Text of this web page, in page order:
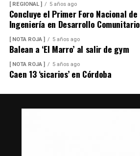
[ REGIONAL ] 5 años ago
Concluye el Primer Foro Nacional de
Ingeniería en Desarrollo Comunitario
[ NOTA ROJA ] 5 años ago
Balean a ‘El Marro’ al salir de gym
[ NOTA ROJA ] 5 años ago
Caen 13 ‘sicarios’ en Córdoba